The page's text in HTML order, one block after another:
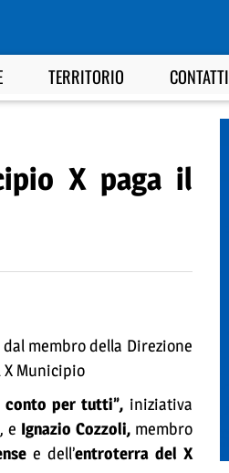
TERRITORIO CONTATTI
X paga il
membro della Direzione
X Municipio
conto per tutti”, iniziativa
e Ignazio Cozzoli,membro
e dell’entroterra del X